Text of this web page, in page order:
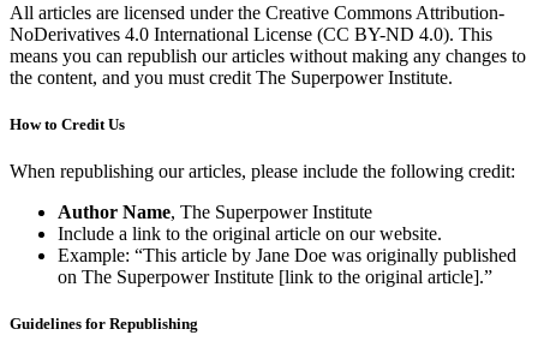
All articles are licensed under the Creative Commons Attribution-
NoDerivatives 4.0 International License (CC BY-ND 4.0). This
means you can republish our articles without making any changes to
the content, and you must credit The Superpower Institute.​​​​‌ ‍ ​‍​‍‌‍ ‌ ​‍‌‍‍‌‌‍‌ ‌‍‍‌‌‍ ‍​‍​‍​ ‍‍​‍​‍‌ ​ ‌‍​‌‌‍ ‍‌‍‍‌‌ ‌​‌ ‍‌​‍ ‍‌‍‍‌‌‍ ​‍​‍​‍ ​​‍​‍‌‍‍​‌ ​‍‌‍‌‌‌‍‌‍​‍​‍​ ‍‍​‍​‍‌‍‍​‌ ‌​‌ ‌​‌ ​​​ ‍‍​‍ ​‍ ‌‍ ​‌‍ ‌‍​ ‌‍​‌‌‍ ​‌‍‍​‌‍ ‌ ​ ‌ ‌​​ ‍‍​ ​ ​ ​ ​ ​ ​ ​ ​‍ ‌‍‍‌‌‍ ‍‌ ‌​‌‍‌‌‌‍ ‍‌ ‌​​‍ ‌‍‌‌‌‍‌​‌‍‍‌‌ ‌​​‍ ‌‍ ‌‌‍ ‌‍‌​‌‍‌‌​ ‌‌ ​​‌ ​‍‌‍‌‌‌ ​ ‌‍‌‌‌‍ ‍‌ ‌​‌‍​‌‌ ‌​‌‍‍‌‌‍ ‌‍ ‍​ ‍ ‌‍‍‌‌‍‌​​ ‌‌‍‌​​ ‌ ‌‍​‌​ ‍‌‌‍​ ‌‍​‌​ ‍​​ ‌​​‍ ‌​ ‍​​ ‌‌​ ‌ ‌‍​‍​‍ ‌​ ‌​‌‍​‌‌‍​‌​ ​‌​‍ ‌‌‍​‍​ ‍​​ ​​​ ​‌​‍ ‌​ ​ ​ ‍‌‌‍​‍​ ​‌​ ​​​ ​ ​ ‌ ‌‍​‍​ ​‍​ ‍​​ ‌‍​ ‌ ​ ‍ ‌ ‌​‌ ‍‌‌ ​​‌‍‌‌​ ‌‌ ​​‌‍​‌‌‍‌ ‌‍‌‌​ ‍ ‌ ​​‌‍​‌‌ ‌​‌‍‍​​ ‌‌ ​ ‌‍‌‌‌‍​ ‌ ‌​‌‍‍‌‌‍ ‌‍ ‍‌ ​ ​‍‌‌​ ‌‌‌​​‍‌‌ ‌‍‍ ‌‍‌‌‌ ‍‌​‍‌‌​ ​ ‌​‌​​‍‌‌​ ​ ‌​‌​​‍‌‌​ ​‍​ ​‍‌‍‌​​ ​‌‌‍​‍‌‍‌​​ ​​​ ​ ‌‍‌‍‌‍​‍‌‍‌‍​ ‍​​ ​​​ ​​​‍‌‌​ ​‍​ ​‍​‍‌‌​ ‌‌‌​‌​​‍ ‍‌‍​ ‌‍ ‌‍ ​‌ ‌‌‌‍ ‌‌‍ ‍‌ ​ ​‍‌‌​ ‌‌‌​​‍‌‌ ‌‍‍ ‌‍‌‌‌ ‍‌​‍‌‌​ ​ ‌​‌​​‍‌‌​ ​ ‌​‌​​‍‌‌​ ​‍​ ​‍​ ‌‌‌‍‌​​ ‌​​ ‍​​ ‍​​ ‌​​ ​‌​ ‍‌​ ‌‌‌‍‌​​ ‌ ​ ‍​​‍‌‌​ ​‍​ ​‍​‍‌‌​ ‌‌‌​‌​​‍ ‍‌‍​ ‌‍ ‌‍ ‍‌ ‌​‌‍‌‌‌‍ ‍‌ ‌​​‍‌‌​ ‌‌‌​​‍‌‌ ‌‍‍ ‌‍‌‌‌ ‍‌​‍‌‌​ ​ ‌​‌​​‍‌‌​ ​ ‌​‌​​‍‌‌​ ​‍​ ​‍‌‍‌‍​ ​‍​ ​ ‌‍​ ​ ‍​​ ‌‍​ ​‌​ ‌‍​ ‍‌‌‍‌‌‌‍​ ‌‍‌‍​‍‌‌​ ​‍​ ​‍​‍‌‌​ ‌‌‌​‌​​‍ ‍‌‍​ ‌‍‍​‌‍‍‌‌‍ ​‌‍‌​‌ ​‍‌‍‌‌‌‍ ‍​‍‌‌​ ‌‌‌​​‍‌‌ ‌‍‍ ‌‍‌‌‌ ‍‌​‍‌‌​ ​ ‌​‌​​‍‌‌​ ​ ‌​‌​​‍‌‌​ ​‍​ ​‍​ ​‍​ ​‌‌‍‌‌‌‍​‍​ ‌​​ ‌‌​ ​​​ ​‍​ ​ ​ ‌‌‌‍​‍​ ‌​​ ​​​‍‌‌​ ​‍​ ​‍​‍‌‌​ ‌‌‌​‌​​‍ ‍‌ ‌​‌‍‌‌‌ ‍​‌ ‌​​ ‌‍​‍‌‍​‌‌ ​ ‌‍‌‌‌‌‌‌‌ ​‍‌‍ ​​ ‌‌‍‍​‌ ‌​‌ ‌​‌ ​​​‍‌‌​ ​ ‌​​‌​‍‌‌​ ​‍‌​‌‍​‍‌‌​ ​‍‌​‌‍‌‍ ​‌‍ ‌‍​ ‌‍​‌‌‍ ​‌‍‍​‌‍ ‌ ​ ‌ ‌​​‍‌‌​ ​ ‌​​‌​ ​ ​ ​ ​ ​ ​ ​ ​‍‌‍‌‍‍‌‌‍‌​​ ‌‌‍‌​​ ‌ ‌‍​‌​ ‍‌‌‍​ ‌‍​‌​ ‍​​ ‌​​‍ ‌​ ‍​​ ‌‌​ ‌ ‌‍​‍​‍ ‌​ ‌​‌‍​‌‌‍​‌​ ​‌​‍ ‌‌‍​‍​ ‍​​ ​​​ ​‌​‍ ‌​ ​ ​ ‍‌‌‍​‍​ ​‌​ ​​​ ​ ​ ‌ ‌‍​‍​ ​‍​ ‍​​ ‌‍​ ‌ ​‍‌‍‌ ‌​‌ ‍‌‌ ​​‌‍‌‌​ ‌‌ ​​‌‍​‌‌‍‌ ‌‍‌‌​‍‌‍‌ ​​‌‍​‌‌ ‌​‌‍‍​​ ‌‌ ​ ‌‍‌‌‌‍​ ‌ ‌​‌‍‍‌‌‍ ‌‍ ‍‌ ​ ​‍‌‌​ ‌‌‌​​‍‌‌ ‌‍‍ ‌‍‌‌‌ ‍‌​‍‌‌​ ​ ‌​‌​​‍‌‌​ ​ ‌​‌​​‍‌‌​ ​‍​ ​‍‌‍‌​​ ​‌‌‍​‍‌‍‌​​ ​​​ ​ ‌‍‌‍‌‍​‍‌‍‌‍​ ‍​​ ​​​ ​​​‍‌‌​ ​‍​ ​‍​‍‌‌​ ‌‌‌​‌​​‍ ‍‌‍​ ‌‍ ‌‍ ​‌ ‌‌‌‍ ‌‌‍ ‍‌ ​ ​‍‌‌​ ‌‌‌​​‍‌‌ ‌‍‍ ‌‍‌‌‌ ‍‌​‍‌‌​ ​ ‌​‌​​‍‌‌​ ​ ‌​‌​​‍‌‌​ ​‍​ ​‍​ ‌‌‌‍‌​​ ‌​​ ‍​​ ‍​​ ‌​​ ​‌​ ‍‌​ ‌‌‌‍‌​​ ‌ ​ ‍​​‍‌‌​ ​‍​ ​‍​‍‌‌​ ‌‌‌​‌​​‍ ‍‌‍​ ‌‍ ‌‍ ‍‌ ‌​‌‍‌‌‌‍ ‍‌ ‌​​‍‌‌​ ‌‌‌​​‍‌‌ ‌‍‍ ‌‍‌‌‌ ‍‌​‍‌‌​ ​ ‌​‌​​‍‌‌​ ​ ‌​‌​​‍‌‌​ ​‍​ ​‍‌‍‌‍​ ​‍​ ​ ‌‍​ ​ ‍​​ ‌‍​ ​‌​ ‌‍​ ‍‌‌‍‌‌‌‍​ ‌‍‌‍​‍‌‌​ ​‍​ ​‍​‍‌‌​ ‌‌‌​‌​​‍ ‍‌‍​ ‌‍‍​‌‍‍‌‌‍ ​‌‍‌​‌ ​‍‌‍‌‌‌‍ ‍​‍‌‌​ ‌‌‌​​‍‌‌ ‌‍‍ ‌‍‌‌‌ ‍‌​‍‌‌​ ​ ‌​‌​​‍‌‌​ ​ ‌​‌​​‍‌‌​ ​‍​ ​‍​ ​‍​ ​‌‌‍‌‌‌‍​‍​ ‌​​ ‌‌​ ​​​ ​‍​ ​ ​ ‌‌‌‍​‍​ ‌​​ ​​​‍‌‌​ ​‍​ ​‍​‍‌‌​ ‌‌‌​‌​​‍ ‍‌ ‌​‌‍‌‌‌ ‍​‌ ‌​​‍‌‍‌ ​​‌‍‌‌‌ ​‍‌ ​ ‌ ​​‌‍‌‌‌‍​ ‌ ‌​‌‍‍‌‌ ‌‍‌‍‌‌​ ‌‌ ​​‌ ‌‌‌‍​‍‌‍ ​‌‍‍‌‌ ​ ‌‍‍​‌‍‌‌‌‍‌​​‍​‍‌ ‌
How to Credit Us​​​​‌ ‍ ​‍​‍‌‍ ‌ ​‍‌‍‍‌‌‍‌ ‌‍‍‌‌‍ ‍​‍​‍​ ‍‍​‍​‍‌ ​ ‌‍​‌‌‍ ‍‌‍‍‌‌ ‌​‌ ‍‌​‍ ‍‌‍‍‌‌‍ ​‍​‍​‍ ​​‍​‍‌‍‍​‌ ​‍‌‍‌‌‌‍‌‍​‍​‍​ ‍‍​‍​‍‌‍‍​‌ ‌​‌ ‌​‌ ​​​ ‍‍​‍ ​‍ ‌‍ ​‌‍ ‌‍​ ‌‍​‌‌‍ ​‌‍‍​‌‍ ‌ ​ ‌ ‌​​ ‍‍​ ​ ​ ​ ​ ​ ​ ​ ​‍ ‌‍‍‌‌‍ ‍‌ ‌​‌‍‌‌‌‍ ‍‌ ‌​​‍ ‌‍‌‌‌‍‌​‌‍‍‌‌ ‌​​‍ ‌‍ ‌‌‍ ‌‍‌​‌‍‌‌​ ‌‌ ​​‌ ​‍‌‍‌‌‌ ​ ‌‍‌‌‌‍ ‍‌ ‌​‌‍​‌‌ ‌​‌‍‍‌‌‍ ‌‍ ‍​ ‍ ‌‍‍‌‌‍‌​​ ‌‌‍‌​​ ‌ ‌‍​‌​ ‍‌‌‍​ ‌‍​‌​ ‍​​ ‌​​‍ ‌​ ‍​​ ‌‌​ ‌ ‌‍​‍​‍ ‌​ ‌​‌‍​‌‌‍​‌​ ​‌​‍ ‌‌‍​‍​ ‍​​ ​​​ ​‌​‍ ‌​ ​ ​ ‍‌‌‍​‍​ ​‌​ ​​​ ​ ​ ‌ ‌‍​‍​ ​‍​ ‍​​ ‌‍​ ‌ ​ ‍ ‌ ‌​‌ ‍‌‌ ​​‌‍‌‌​ ‌‌ ​​‌‍​‌‌‍‌ ‌‍‌‌​ ‍ ‌ ​​‌‍​‌‌ ‌​‌‍‍​​ ‌‌ ​ ‌‍‌‌‌‍​ ‌ ‌​‌‍‍‌‌‍ ‌‍ ‍‌ ​ ​‍‌‌​ ‌‌‌​​‍‌‌ ‌‍‍ ‌‍‌‌‌ ‍‌​‍‌‌​ ​ ‌​‌​​‍‌‌​ ​ ‌​‌​​‍‌‌​ ​‍​ ​‍‌‍‌​​ ​‌‌‍​‍‌‍‌​​ ​​​ ​ ‌‍‌‍‌‍​‍‌‍‌‍​ ‍​​ ​​​ ​​​‍‌‌​ ​‍​ ​‍​‍‌‌​ ‌‌‌​‌​​‍ ‍‌‍​ ‌‍ ‌‍ ​‌ ‌‌‌‍ ‌‌‍ ‍‌ ​ ​‍‌‌​ ‌‌‌​​‍‌‌ ‌‍‍ ‌‍‌‌‌ ‍‌​‍‌‌​ ​ ‌​‌​​‍‌‌​ ​ ‌​‌​​‍‌‌​ ​‍​ ​‍​ ‌‌‌‍‌​​ ‌​​ ‍​​ ‍​​ ‌​​ ​‌​ ‍‌​ ‌‌‌‍‌​​ ‌ ​ ‍​​‍‌‌​ ​‍​ ​‍​‍‌‌​ ‌‌‌​‌​​‍ ‍‌‍​ ‌‍ ‌‍ ‍‌ ‌​‌‍‌‌‌‍ ‍‌ ‌​​‍‌‌​ ‌‌‌​​‍‌‌ ‌‍‍ ‌‍‌‌‌ ‍‌​‍‌‌​ ​ ‌​‌​​‍‌‌​ ​ ‌​‌​​‍‌‌​ ​‍​ ​‍‌‍​ ‌‍‌​‌‍‌‌​ ‌‍‌‍‌​​ ‌ ‌‍​‌​ ‍‌‌‍​ ​ ‌‍​ ​‍‌‍‌​​‍‌‌​ ​‍​ ​‍​‍‌‌​ ‌‌‌​‌​​‍ ‍‌‍​ ‌‍‍​‌‍‍‌‌‍ ​‌‍‌​‌ ​‍‌‍‌‌‌‍ ‍​‍‌‌​ ‌‌‌​​‍‌‌ ‌‍‍ ‌‍‌‌‌ ‍‌​‍‌‌​ ​ ‌​‌​​‍‌‌​ ​ ‌​‌​​‍‌‌​ ​‍​ ​‍‌‍​ ‌‍​‍​ ‍‌‌‍‌‍​ ​‌​ ‌​​ ‍​​ ‌‍‌‍​ ​ ‍‌‌‍​‌‌‍​‍​ ​​​‍‌‌​ ​‍​ ​‍​‍‌‌​ ‌‌‌​‌​​‍ ‍‌ ‌​‌‍‌‌‌ ‍​‌ ‌​​ ‌‍​‍‌‍​‌‌ ​ ‌‍‌‌‌‌‌‌‌ ​‍‌‍ ​​ ‌‌‍‍​‌ ‌​‌ ‌​‌ ​​​‍‌‌​ ​ ‌​​‌​‍‌‌​ ​‍‌​‌‍​‍‌‌​ ​‍‌​‌‍‌‍ ​‌‍ ‌‍​ ‌‍​‌‌‍ ​‌‍‍​‌‍ ‌ ​ ‌ ‌​​‍‌‌​ ​ ‌​​‌​ ​ ​ ​ ​ ​ ​ ​ ​‍‌‍‌‍‍‌‌‍‌​​ ‌‌‍‌​​ ‌ ‌‍​‌​ ‍‌‌‍​ ‌‍​‌​ ‍​​ ‌​​‍ ‌​ ‍​​ ‌‌​ ‌ ‌‍​‍​‍ ‌​ ‌​‌‍​‌‌‍​‌​ ​‌​‍ ‌‌‍​‍​ ‍​​ ​​​ ​‌​‍ ‌​ ​ ​ ‍‌‌‍​‍​ ​‌​ ​​​ ​ ​ ‌ ‌‍​‍​ ​‍​ ‍​​ ‌‍​ ‌ ​‍‌‍‌ ‌​‌ ‍‌‌ ​​‌‍‌‌​ ‌‌ ​​‌‍​‌‌‍‌ ‌‍‌‌​‍‌‍‌ ​​‌‍​‌‌ ‌​‌‍‍​​ ‌‌ ​ ‌‍‌‌‌‍​ ‌ ‌​‌‍‍‌‌‍ ‌‍ ‍‌ ​ ​‍‌‌​ ‌‌‌​​‍‌‌ ‌‍‍ ‌‍‌‌‌ ‍‌​‍‌‌​ ​ ‌​‌​​‍‌‌​ ​ ‌​‌​​‍‌‌​ ​‍​ ​‍‌‍‌​​ ​‌‌‍​‍‌‍‌​​ ​​​ ​ ‌‍‌‍‌‍​‍‌‍‌‍​ ‍​​ ​​​ ​​​‍‌‌​ ​‍​ ​‍​‍‌‌​ ‌‌‌​‌​​‍ ‍‌‍​ ‌‍ ‌‍ ​‌ ‌‌‌‍ ‌‌‍ ‍‌ ​ ​‍‌‌​ ‌‌‌​​‍‌‌ ‌‍‍ ‌‍‌‌‌ ‍‌​‍‌‌​ ​ ‌​‌​​‍‌‌​ ​ ‌​‌​​‍‌‌​ ​‍​ ​‍​ ‌‌‌‍‌​​ ‌​​ ‍​​ ‍​​ ‌​​ ​‌​ ‍‌​ ‌‌‌‍‌​​ ‌ ​ ‍​​‍‌‌​ ​‍​ ​‍​‍‌‌​ ‌‌‌​‌​​‍ ‍‌‍​ ‌‍ ‌‍ ‍‌ ‌​‌‍‌‌‌‍ ‍‌ ‌​​‍‌‌​ ‌‌‌​​‍‌‌ ‌‍‍ ‌‍‌‌‌ ‍‌​‍‌‌​ ​ ‌​‌​​‍‌‌​ ​ ‌​‌​​‍‌‌​ ​‍​ ​‍‌‍​ ‌‍‌​‌‍‌‌​ ‌‍‌‍‌​​ ‌ ‌‍​‌​ ‍‌‌‍​ ​ ‌‍​ ​‍‌‍‌​​‍‌‌​ ​‍​ ​‍​‍‌‌​ ‌‌‌​‌​​‍ ‍‌‍​ ‌‍‍​‌‍‍‌‌‍ ​‌‍‌​‌ ​‍‌‍‌‌‌‍ ‍​‍‌‌​ ‌‌‌​​‍‌‌ ‌‍‍ ‌‍‌‌‌ ‍‌​‍‌‌​ ​ ‌​‌​​‍‌‌​ ​ ‌​‌​​‍‌‌​ ​‍​ ​‍‌‍​ ‌‍​‍​ ‍‌‌‍‌‍​ ​‌​ ‌​​ ‍​​ ‌‍‌‍​ ​ ‍‌‌‍​‌‌‍​‍​ ​​​‍‌‌​ ​‍​ ​‍​‍‌‌​ ‌‌‌​‌​​‍ ‍‌ ‌​‌‍‌‌‌ ‍​‌ ‌​​‍‌‍‌ ​​‌‍‌‌‌ ​‍‌ ​ ‌ ​​‌‍‌‌‌‍​ ‌ ‌​‌‍‍‌‌ ‌‍‌‍‌‌​ ‌‌ ​​‌ ‌‌‌‍​‍‌‍ ​‌‍‍‌‌ ​ ‌‍‍​‌‍‌‌‌‍‌​​‍​‍‌ ‌
When republishing our articles, please include the following credit:​​​​‌ ‍ ​‍​‍‌‍ ‌ ​‍‌‍‍‌‌‍‌ ‌‍‍‌‌‍ ‍​‍​‍​ ‍‍​‍​‍‌ ​ ‌‍​‌‌‍ ‍‌‍‍‌‌ ‌​‌ ‍‌​‍ ‍‌‍‍‌‌‍ ​‍​‍​‍ ​​‍​‍‌‍‍​‌ ​‍‌‍‌‌‌‍‌‍​‍​‍​ ‍‍​‍​‍‌‍‍​‌ ‌​‌ ‌​‌ ​​​ ‍‍​‍ ​‍ ‌‍ ​‌‍ ‌‍​ ‌‍​‌‌‍ ​‌‍‍​‌‍ ‌ ​ ‌ ‌​​ ‍‍​ ​ ​ ​ ​ ​ ​ ​ ​‍ ‌‍‍‌‌‍ ‍‌ ‌​‌‍‌‌‌‍ ‍‌ ‌​​‍ ‌‍‌‌‌‍‌​‌‍‍‌‌ ‌​​‍ ‌‍ ‌‌‍ ‌‍‌​‌‍‌‌​ ‌‌ ​​‌ ​‍‌‍‌‌‌ ​ ‌‍‌‌‌‍ ‍‌ ‌​‌‍​‌‌ ‌​‌‍‍‌‌‍ ‌‍ ‍​ ‍ ‌‍‍‌‌‍‌​​ ‌‌‍‌​​ ‌ ‌‍​‌​ ‍‌‌‍​ ‌‍​‌​ ‍​​ ‌​​‍ ‌​ ‍​​ ‌‌​ ‌ ‌‍​‍​‍ ‌​ ‌​‌‍​‌‌‍​‌​ ​‌​‍ ‌‌‍​‍​ ‍​​ ​​​ ​‌​‍ ‌​ ​ ​ ‍‌‌‍​‍​ ​‌​ ​​​ ​ ​ ‌ ‌‍​‍​ ​‍​ ‍​​ ‌‍​ ‌ ​ ‍ ‌ ‌​‌ ‍‌‌ ​​‌‍‌‌​ ‌‌ ​​‌‍​‌‌‍‌ ‌‍‌‌​ ‍ ‌ ​​‌‍​‌‌ ‌​‌‍‍​​ ‌‌ ​ ‌‍‌‌‌‍​ ‌ ‌​‌‍‍‌‌‍ ‌‍ ‍‌ ​ ​‍‌‌​ ‌‌‌​​‍‌‌ ‌‍‍ ‌‍‌‌‌ ‍‌​‍‌‌​ ​ ‌​‌​​‍‌‌​ ​ ‌​‌​​‍‌‌​ ​‍​ ​‍‌‍‌​​ ​‌‌‍​‍‌‍‌​​ ​​​ ​ ‌‍‌‍‌‍​‍‌‍‌‍​ ‍​​ ​​​ ​​​‍‌‌​ ​‍​ ​‍​‍‌‌​ ‌‌‌​‌​​‍ ‍‌‍​ ‌‍ ‌‍ ​‌ ‌‌‌‍ ‌‌‍ ‍‌ ​ ​‍‌‌​ ‌‌‌​​‍‌‌ ‌‍‍ ‌‍‌‌‌ ‍‌​‍‌‌​ ​ ‌​‌​​‍‌‌​ ​ ‌​‌​​‍‌‌​ ​‍​ ​‍​ ‌‌‌‍‌​​ ‌​​ ‍​​ ‍​​ ‌​​ ​‌​ ‍‌​ ‌‌‌‍‌​​ ‌ ​ ‍​​‍‌‌​ ​‍​ ​‍​‍‌‌​ ‌‌‌​‌​​‍ ‍‌‍​ ‌‍ ‌‍ ‍‌ ‌​‌‍‌‌‌‍ ‍‌ ‌​​‍‌‌​ ‌‌‌​​‍‌‌ ‌‍‍ ‌‍‌‌‌ ‍‌​‍‌‌​ ​ ‌​‌​​‍‌‌​ ​ ‌​‌​​‍‌‌​ ​‍​ ​‍‌‍​‍​ ​ ‌‍​‍‌‍‌‌‌‍​‍‌‍‌‍​ ‌​​ ‍‌‌‍​‌​ ​ ​ ‍‌‌‍​‌​‍‌‌​ ​‍​ ​‍​‍‌‌​ ‌‌‌​‌​​‍ ‍‌‍​ ‌‍‍​‌‍‍‌‌‍ ​‌‍‌​‌ ​‍‌‍‌‌‌‍ ‍​‍‌‌​ ‌‌‌​​‍‌‌ ‌‍‍ ‌‍‌‌‌ ‍‌​‍‌‌​ ​ ‌​‌​​‍‌‌​ ​ ‌​‌​​‍‌‌​ ​‍​ ​‍​ ‍‌​ ‍‌​ ‌ ​ ‍‌​ ‌‍​ ‍‌​ ​‍‌‍‌​‌‍‌​‌‍‌‍‌‍‌​​ ​‌​ ​​​‍‌‌​ ​‍​ ​‍​‍‌‌​ ‌‌‌​‌​​‍ ‍‌ ‌​‌‍‌‌‌ ‍​‌ ‌​​ ‌‍​‍‌‍​‌‌ ​ ‌‍‌‌‌‌‌‌‌ ​‍‌‍ ​​ ‌‌‍‍​‌ ‌​‌ ‌​‌ ​​​‍‌‌​ ​ ‌​​‌​‍‌‌​ ​‍‌​‌‍​‍‌‌​ ​‍‌​‌‍‌‍ ​‌‍ ‌‍​ ‌‍​‌‌‍ ​‌‍‍​‌‍ ‌ ​ ‌ ‌​​‍‌‌​ ​ ‌​​‌​ ​ ​ ​ ​ ​ ​ ​ ​‍‌‍‌‍‍‌‌‍‌​​ ‌‌‍‌​​ ‌ ‌‍​‌​ ‍‌‌‍​ ‌‍​‌​ ‍​​ ‌​​‍ ‌​ ‍​​ ‌‌​ ‌ ‌‍​‍​‍ ‌​ ‌​‌‍​‌‌‍​‌​ ​‌​‍ ‌‌‍​‍​ ‍​​ ​​​ ​‌​‍ ‌​ ​ ​ ‍‌‌‍​‍​ ​‌​ ​​​ ​ ​ ‌ ‌‍​‍​ ​‍​ ‍​​ ‌‍​ ‌ ​‍‌‍‌ ‌​‌ ‍‌‌ ​​‌‍‌‌​ ‌‌ ​​‌‍​‌‌‍‌ ‌‍‌‌​‍‌‍‌ ​​‌‍​‌‌ ‌​‌‍‍​​ ‌‌ ​ ‌‍‌‌‌‍​ ‌ ‌​‌‍‍‌‌‍ ‌‍ ‍‌ ​ ​‍‌‌​ ‌‌‌​​‍‌‌ ‌‍‍ ‌‍‌‌‌ ‍‌​‍‌‌​ ​ ‌​‌​​‍‌‌​ ​ ‌​‌​​‍‌‌​ ​‍​ ​‍‌‍‌​​ ​‌‌‍​‍‌‍‌​​ ​​​ ​ ‌‍‌‍‌‍​‍‌‍‌‍​ ‍​​ ​​​ ​​​‍‌‌​ ​‍​ ​‍​‍‌‌​ ‌‌‌​‌​​‍ ‍‌‍​ ‌‍ ‌‍ ​‌ ‌‌‌‍ ‌‌‍ ‍‌ ​ ​‍‌‌​ ‌‌‌​​‍‌‌ ‌‍‍ ‌‍‌‌‌ ‍‌​‍‌‌​ ​ ‌​‌​​‍‌‌​ ​ ‌​‌​​‍‌‌​ ​‍​ ​‍​ ‌‌‌‍‌​​ ‌​​ ‍​​ ‍​​ ‌​​ ​‌​ ‍‌​ ‌‌‌‍‌​​ ‌ ​ ‍​​‍‌‌​ ​‍​ ​‍​‍‌‌​ ‌‌‌​‌​​‍ ‍‌‍​ ‌‍ ‌‍ ‍‌ ‌​‌‍‌‌‌‍ ‍‌ ‌​​‍‌‌​ ‌‌‌​​‍‌‌ ‌‍‍ ‌‍‌‌‌ ‍‌​‍‌‌​ ​ ‌​‌​​‍‌‌​ ​ ‌​‌​​‍‌‌​ ​‍​ ​‍‌‍​‍​ ​ ‌‍​‍‌‍‌‌‌‍​‍‌‍‌‍​ ‌​​ ‍‌‌‍​‌​ ​ ​ ‍‌‌‍​‌​‍‌‌​ ​‍​ ​‍​‍‌‌​ ‌‌‌​‌​​‍ ‍‌‍​ ‌‍‍​‌‍‍‌‌‍ ​‌‍‌​‌ ​‍‌‍‌‌‌‍ ‍​‍‌‌​ ‌‌‌​​‍‌‌ ‌‍‍ ‌‍‌‌‌ ‍‌​‍‌‌​ ​ ‌​‌​​‍‌‌​ ​ ‌​‌​​‍‌‌​ ​‍​ ​‍​ ‍‌​ ‍‌​ ‌ ​ ‍‌​ ‌‍​ ‍‌​ ​‍‌‍‌​‌‍‌​‌‍‌‍‌‍‌​​ ​‌​ ​​​‍‌‌​ ​‍​ ​‍​‍‌‌​ ‌‌‌​‌​​‍ ‍‌ ‌​‌‍‌‌‌ ‍​‌ ‌​​‍‌‍‌ ​​‌‍‌‌‌ ​‍‌ ​ ‌ ​​‌‍‌‌‌‍​ ‌ ‌​‌‍‍‌‌ ‌‍‌‍‌‌​ ‌‌ ​​‌ ‌‌‌‍​‍‌‍ ​‌‍‍‌‌ ​ ‌‍‍​‌‍‌‌‌‍‌​​‍​‍‌ ‌
Author Name​​​​‌ ‍ ​‍​‍‌‍ ‌ ​‍‌‍‍‌‌‍‌ ‌‍‍‌‌‍ ‍​‍​‍​ ‍‍​‍​‍‌ ​ ‌‍​‌‌‍ ‍‌‍‍‌‌ ‌​‌ ‍‌​‍ ‍‌‍‍‌‌‍ ​‍​‍​‍ ​​‍​‍‌‍‍​‌ ​‍‌‍‌‌‌‍‌‍​‍​‍​ ‍‍​‍​‍‌‍‍​‌ ‌​‌ ‌​‌ ​​​ ‍‍​‍ ​‍ ‌‍ ​‌‍ ‌‍​ ‌‍​‌‌‍ ​‌‍‍​‌‍ ‌ ​ ‌ ‌​​ ‍‍​ ​ ​ ​ ​ ​ ​ ​ ​‍ ‌‍‍‌‌‍ ‍‌ ‌​‌‍‌‌‌‍ ‍‌ ‌​​‍ ‌‍‌‌‌‍‌​‌‍‍‌‌ ‌​​‍ ‌‍ ‌‌‍ ‌‍‌​‌‍‌‌​ ‌‌ ​​‌ ​‍‌‍‌‌‌ ​ ‌‍‌‌‌‍ ‍‌ ‌​‌‍​‌‌ ‌​‌‍‍‌‌‍ ‌‍ ‍​ ‍ ‌‍‍‌‌‍‌​​ ‌‌‍‌​​ ‌ ‌‍​‌​ ‍‌‌‍​ ‌‍​‌​ ‍​​ ‌​​‍ ‌​ ‍​​ ‌‌​ ‌ ‌‍​‍​‍ ‌​ ‌​‌‍​‌‌‍​‌​ ​‌​‍ ‌‌‍​‍​ ‍​​ ​​​ ​‌​‍ ‌​ ​ ​ ‍‌‌‍​‍​ ​‌​ ​​​ ​ ​ ‌ ‌‍​‍​ ​‍​ ‍​​ ‌‍​ ‌ ​ ‍ ‌ ‌​‌ ‍‌‌ ​​‌‍‌‌​ ‌‌ ​​‌‍​‌‌‍‌ ‌‍‌‌​ ‍ ‌ ​​‌‍​‌‌ ‌​‌‍‍​​ ‌‌ ​ ‌‍‌‌‌‍​ ‌ ‌​‌‍‍‌‌‍ ‌‍ ‍‌ ​ ​‍‌‌​ ‌‌‌​​‍‌‌ ‌‍‍ ‌‍‌‌‌ ‍‌​‍‌‌​ ​ ‌​‌​​‍‌‌​ ​ ‌​‌​​‍‌‌​ ​‍​ ​‍‌‍‌​​ ​‌‌‍​‍‌‍‌​​ ​​​ ​ ‌‍‌‍‌‍​‍‌‍‌‍​ ‍​​ ​​​ ​​​‍‌‌​ ​‍​ ​‍​‍‌‌​ ‌‌‌​‌​​‍ ‍‌‍​ ‌‍ ‌‍ ​‌ ‌‌‌‍ ‌‌‍ ‍‌ ​ ​‍‌‌​ ‌‌‌​​‍‌‌ ‌‍‍ ‌‍‌‌‌ ‍‌​‍‌‌​ ​ ‌​‌​​‍‌‌​ ​ ‌​‌​​‍‌‌​ ​‍​ ​‍​ ‌‌‌‍‌​​ ‌​​ ‍​​ ‍​​ ‌​​ ​‌​ ‍‌​ ‌‌‌‍‌​​ ‌ ​ ‍​​‍‌‌​ ​‍​ ​‍​‍‌‌​ ‌‌‌​‌​​‍ ‍‌‍​ ‌‍ ‌‍ ‍‌ ‌​‌‍‌‌‌‍ ‍‌ ‌​​‍‌‌​ ‌‌‌​​‍‌‌ ‌‍‍ ‌‍‌‌‌ ‍‌​‍‌‌​ ​ ‌​‌​​‍‌‌​ ​ ‌​‌​​‍‌‌​ ​‍​ ​‍‌‍​‍‌‍‌​​ ‌‌​ ​​‌‍​‌​ ‌‍‌‍​ ​ ‌​‌‍​‌‌‍‌‍​ ​​​ ‍​​‍‌‌​ ​‍​ ​‍​‍‌‌​ ‌‌‌​‌​​‍ ‍‌‍​ ‌‍‍​‌‍‍‌‌‍ ​‌‍‌​‌ ​‍‌‍‌‌‌‍ ‍​‍‌‌​ ‌‌‌​​‍‌‌ ‌‍‍ ‌‍‌‌‌ ‍‌​‍‌‌​ ​ ‌​‌​​‍‌‌​ ​ ‌​‌​​‍‌‌​ ​‍​ ​‍​ ‌‍‌‍‌​​ ​​​ ​​​ ‌‍‌‍‌‌​ ‌‍​ ​‌​ ​ ‌‍‌‍‌‍​ ​ ‌‌​ ​​​‍‌‌​ ​‍​ ​‍​‍‌‌​ ‌‌‌​‌​​‍ ‍‌ ‌​‌‍‌‌‌ ‍​‌ ‌​​ ‌‍​‍‌‍​‌‌ ​ ‌‍‌‌‌‌‌‌‌ ​‍‌‍ ​​ ‌‌‍‍​‌ ‌​‌ ‌​‌ ​​​‍‌‌​ ​ ‌​​‌​‍‌‌​ ​‍‌​‌‍​‍‌‌​ ​‍‌​‌‍‌‍ ​‌‍ ‌‍​ ‌‍​‌‌‍ ​‌‍‍​‌‍ ‌ ​ ‌ ‌​​‍‌‌​ ​ ‌​​‌​ ​ ​ ​ ​ ​ ​ ​ ​‍‌‍‌‍‍‌‌‍‌​​ ‌‌‍‌​​ ‌ ‌‍​‌​ ‍‌‌‍​ ‌‍​‌​ ‍​​ ‌​​‍ ‌​ ‍​​ ‌‌​ ‌ ‌‍​‍​‍ ‌​ ‌​‌‍​‌‌‍​‌​ ​‌​‍ ‌‌‍​‍​ ‍​​ ​​​ ​‌​‍ ‌​ ​ ​ ‍‌‌‍​‍​ ​‌​ ​​​ ​ ​ ‌ ‌‍​‍​ ​‍​ ‍​​ ‌‍​ ‌ ​‍‌‍‌ ‌​‌ ‍‌‌ ​​‌‍‌‌​ ‌‌ ​​‌‍​‌‌‍‌ ‌‍‌‌​‍‌‍‌ ​​‌‍​‌‌ ‌​‌‍‍​​ ‌‌ ​ ‌‍‌‌‌‍​ ‌ ‌​‌‍‍‌‌‍ ‌‍ ‍‌ ​ ​‍‌‌​ ‌‌‌​​‍‌‌ ‌‍‍ ‌‍‌‌‌ ‍‌​‍‌‌​ ​ ‌​‌​​‍‌‌​ ​ ‌​‌​​‍‌‌​ ​‍​ ​‍‌‍‌​​ ​‌‌‍​‍‌‍‌​​ ​​​ ​ ‌‍‌‍‌‍​‍‌‍‌‍​ ‍​​ ​​​ ​​​‍‌‌​ ​‍​ ​‍​‍‌‌​ ‌‌‌​‌​​‍ ‍‌‍​ ‌‍ ‌‍ ​‌ ‌‌‌‍ ‌‌‍ ‍‌ ​ ​‍‌‌​ ‌‌‌​​‍‌‌ ‌‍‍ ‌‍‌‌‌ ‍‌​‍‌‌​ ​ ‌​‌​​‍‌‌​ ​ ‌​‌​​‍‌‌​ ​‍​ ​‍​ ‌‌‌‍‌​​ ‌​​ ‍​​ ‍​​ ‌​​ ​‌​ ‍‌​ ‌‌‌‍‌​​ ‌ ​ ‍​​‍‌‌​ ​‍​ ​‍​‍‌‌​ ‌‌‌​‌​​‍ ‍‌‍​ ‌‍ ‌‍ ‍‌ ‌​‌‍‌‌‌‍ ‍‌ ‌​​‍‌‌​ ‌‌‌​​‍‌‌ ‌‍‍ ‌‍‌‌‌ ‍‌​‍‌‌​ ​ ‌​‌​​‍‌‌​ ​ ‌​‌​​‍‌‌​ ​‍​ ​‍‌‍​‍‌‍‌​​ ‌‌​ ​​‌‍​‌​ ‌‍‌‍​ ​ ‌​‌‍​‌‌‍‌‍​ ​​​ ‍​​‍‌‌​ ​‍​ ​‍​‍‌‌​ ‌‌‌​‌​​‍ ‍‌‍​ ‌‍‍​‌‍‍‌‌‍ ​‌‍‌​‌ ​‍‌‍‌‌‌‍ ‍​‍‌‌​ ‌‌‌​​‍‌‌ ‌‍‍ ‌‍‌‌‌ ‍‌​‍‌‌​ ​ ‌​‌​​‍‌‌​ ​ ‌​‌​​‍‌‌​ ​‍​ ​‍​ ‌‍‌‍‌​​ ​​​ ​​​ ‌‍‌‍‌‌​ ‌‍​ ​‌​ ​ ‌‍‌‍‌‍​ ​ ‌‌​ ​​​‍‌‌​ ​‍​ ​‍​‍‌‌​ ‌‌‌​‌​​‍ ‍‌ ‌​‌‍‌‌‌ ‍​‌ ‌​​‍‌‍‌ ​​‌‍‌‌‌ ​‍‌ ​ ‌ ​​‌‍‌‌‌‍​ ‌ ‌​‌‍‍‌‌ ‌‍‌‍‌‌​ ‌‌ ​​‌ ‌‌‌‍​‍‌‍ ​‌‍‍‌‌ ​ ‌‍‍​‌‍‌‌‌‍‌​​‍​‍‌ ‌, The Superpower Institute​​​​‌ ‍ ​‍​‍‌‍ ‌ ​‍‌‍‍‌‌‍‌ ‌‍‍‌‌‍ ‍​‍​‍​ ‍‍​‍​‍‌ ​ ‌‍​‌‌‍ ‍‌‍‍‌‌ ‌​‌ ‍‌​‍ ‍‌‍‍‌‌‍ ​‍​‍​‍ ​​‍​‍‌‍‍​‌ ​‍‌‍‌‌‌‍‌‍​‍​‍​ ‍‍​‍​‍‌‍‍​‌ ‌​‌ ‌​‌ ​​​ ‍‍​‍ ​‍ ‌‍ ​‌‍ ‌‍​ ‌‍​‌‌‍ ​‌‍‍​‌‍ ‌ ​ ‌ ‌​​ ‍‍​ ​ ​ ​ ​ ​ ​ ​ ​‍ ‌‍‍‌‌‍ ‍‌ ‌​‌‍‌‌‌‍ ‍‌ ‌​​‍ ‌‍‌‌‌‍‌​‌‍‍‌‌ ‌​​‍ ‌‍ ‌‌‍ ‌‍‌​‌‍‌‌​ ‌‌ ​​‌ ​‍‌‍‌‌‌ ​ ‌‍‌‌‌‍ ‍‌ ‌​‌‍​‌‌ ‌​‌‍‍‌‌‍ ‌‍ ‍​ ‍ ‌‍‍‌‌‍‌​​ ‌‌‍‌​​ ‌ ‌‍​‌​ ‍‌‌‍​ ‌‍​‌​ ‍​​ ‌​​‍ ‌​ ‍​​ ‌‌​ ‌ ‌‍​‍​‍ ‌​ ‌​‌‍​‌‌‍​‌​ ​‌​‍ ‌‌‍​‍​ ‍​​ ​​​ ​‌​‍ ‌​ ​ ​ ‍‌‌‍​‍​ ​‌​ ​​​ ​ ​ ‌ ‌‍​‍​ ​‍​ ‍​​ ‌‍​ ‌ ​ ‍ ‌ ‌​‌ ‍‌‌ ​​‌‍‌‌​ ‌‌ ​​‌‍​‌‌‍‌ ‌‍‌‌​ ‍ ‌ ​​‌‍​‌‌ ‌​‌‍‍​​ ‌‌ ​ ‌‍‌‌‌‍​ ‌ ‌​‌‍‍‌‌‍ ‌‍ ‍‌ ​ ​‍‌‌​ ‌‌‌​​‍‌‌ ‌‍‍ ‌‍‌‌‌ ‍‌​‍‌‌​ ​ ‌​‌​​‍‌‌​ ​ ‌​‌​​‍‌‌​ ​‍​ ​‍‌‍‌​​ ​‌‌‍​‍‌‍‌​​ ​​​ ​ ‌‍‌‍‌‍​‍‌‍‌‍​ ‍​​ ​​​ ​​​‍‌‌​ ​‍​ ​‍​‍‌‌​ ‌‌‌​‌​​‍ ‍‌‍​ ‌‍ ‌‍ ​‌ ‌‌‌‍ ‌‌‍ ‍‌ ​ ​‍‌‌​ ‌‌‌​​‍‌‌ ‌‍‍ ‌‍‌‌‌ ‍‌​‍‌‌​ ​ ‌​‌​​‍‌‌​ ​ ‌​‌​​‍‌‌​ ​‍​ ​‍​ ‌‌‌‍‌​​ ‌​​ ‍​​ ‍​​ ‌​​ ​‌​ ‍‌​ ‌‌‌‍‌​​ ‌ ​ ‍​​‍‌‌​ ​‍​ ​‍​‍‌‌​ ‌‌‌​‌​​‍ ‍‌‍​ ‌‍ ‌‍ ‍‌ ‌​‌‍‌‌‌‍ ‍‌ ‌​​‍‌‌​ ‌‌‌​​‍‌‌ ‌‍‍ ‌‍‌‌‌ ‍‌​‍‌‌​ ​ ‌​‌​​‍‌‌​ ​ ‌​‌​​‍‌‌​ ​‍​ ​‍‌‍​‍‌‍‌​​ ‌‌​ ​​‌‍​‌​ ‌‍‌‍​ ​ ‌​‌‍​‌‌‍‌‍​ ​​​ ‍​​‍‌‌​ ​‍​ ​‍​‍‌‌​ ‌‌‌​‌​​‍ ‍‌‍​ ‌‍‍​‌‍‍‌‌‍ ​‌‍‌​‌ ​‍‌‍‌‌‌‍ ‍​‍‌‌​ ‌‌‌​​‍‌‌ ‌‍‍ ‌‍‌‌‌ ‍‌​‍‌‌​ ​ ‌​‌​​‍‌‌​ ​ ‌​‌​​‍‌‌​ ​‍​ ​‍​ ‌‍‌‍‌​​ ​​​ ​​​ ‌‍‌‍‌‌​ ‌‍​ ​‌​ ​ ‌‍‌‍‌‍​ ​ ‌‌​ ​‌​‍‌‌​ ​‍​ ​‍​‍‌‌​ ‌‌‌​‌​​‍ ‍‌ ‌​‌‍‌‌‌ ‍​‌ ‌​​ ‌‍​‍‌‍​‌‌ ​ ‌‍‌‌‌‌‌‌‌ ​‍‌‍ ​​ ‌‌‍‍​‌ ‌​‌ ‌​‌ ​​​‍‌‌​ ​ ‌​​‌​‍‌‌​ ​‍‌​‌‍​‍‌‌​ ​‍‌​‌‍‌‍ ​‌‍ ‌‍​ ‌‍​‌‌‍ ​‌‍‍​‌‍ ‌ ​ ‌ ‌​​‍‌‌​ ​ ‌​​‌​ ​ ​ ​ ​ ​ ​ ​ ​‍‌‍‌‍‍‌‌‍‌​​ ‌‌‍‌​​ ‌ ‌‍​‌​ ‍‌‌‍​ ‌‍​‌​ ‍​​ ‌​​‍ ‌​ ‍​​ ‌‌​ ‌ ‌‍​‍​‍ ‌​ ‌​‌‍​‌‌‍​‌​ ​‌​‍ ‌‌‍​‍​ ‍​​ ​​​ ​‌​‍ ‌​ ​ ​ ‍‌‌‍​‍​ ​‌​ ​​​ ​ ​ ‌ ‌‍​‍​ ​‍​ ‍​​ ‌‍​ ‌ ​‍‌‍‌ ‌​‌ ‍‌‌ ​​‌‍‌‌​ ‌‌ ​​‌‍​‌‌‍‌ ‌‍‌‌​‍‌‍‌ ​​‌‍​‌‌ ‌​‌‍‍​​ ‌‌ ​ ‌‍‌‌‌‍​ ‌ ‌​‌‍‍‌‌‍ ‌‍ ‍‌ ​ ​‍‌‌​ ‌‌‌​​‍‌‌ ‌‍‍ ‌‍‌‌‌ ‍‌​‍‌‌​ ​ ‌​‌​​‍‌‌​ ​ ‌​‌​​‍‌‌​ ​‍​ ​‍‌‍‌​​ ​‌‌‍​‍‌‍‌​​ ​​​ ​ ‌‍‌‍‌‍​‍‌‍‌‍​ ‍​​ ​​​ ​​​‍‌‌​ ​‍​ ​‍​‍‌‌​ ‌‌‌​‌​​‍ ‍‌‍​ ‌‍ ‌‍ ​‌ ‌‌‌‍ ‌‌‍ ‍‌ ​ ​‍‌‌​ ‌‌‌​​‍‌‌ ‌‍‍ ‌‍‌‌‌ ‍‌​‍‌‌​ ​ ‌​‌​​‍‌‌​ ​ ‌​‌​​‍‌‌​ ​‍​ ​‍​ ‌‌‌‍‌​​ ‌​​ ‍​​ ‍​​ ‌​​ ​‌​ ‍‌​ ‌‌‌‍‌​​ ‌ ​ ‍​​‍‌‌​ ​‍​ ​‍​‍‌‌​ ‌‌‌​‌​​‍ ‍‌‍​ ‌‍ ‌‍ ‍‌ ‌​‌‍‌‌‌‍ ‍‌ ‌​​‍‌‌​ ‌‌‌​​‍‌‌ ‌‍‍ ‌‍‌‌‌ ‍‌​‍‌‌​ ​ ‌​‌​​‍‌‌​ ​ ‌​‌​​‍‌‌​ ​‍​ ​‍‌‍​‍‌‍‌​​ ‌‌​ ​​‌‍​‌​ ‌‍‌‍​ ​ ‌​‌‍​‌‌‍‌‍​ ​​​ ‍​​‍‌‌​ ​‍​ ​‍​‍‌‌​ ‌‌‌​‌​​‍ ‍‌‍​ ‌‍‍​‌‍‍‌‌‍ ​‌‍‌​‌ ​‍‌‍‌‌‌‍ ‍​‍‌‌​ ‌‌‌​​‍‌‌ ‌‍‍ ‌‍‌‌‌ ‍‌​‍‌‌​ ​ ‌​‌​​‍‌‌​ ​ ‌​‌​​‍‌‌​ ​‍​ ​‍​ ‌‍‌‍‌​​ ​​​ ​​​ ‌‍‌‍‌‌​ ‌‍​ ​‌​ ​ ‌‍‌‍‌‍​ ​ ‌‌​ ​‌​‍‌‌​ ​‍​ ​‍​‍‌‌​ ‌‌‌​‌​​‍ ‍‌ ‌​‌‍‌‌‌ ‍​‌ ‌​​‍‌‍‌ ​​‌‍‌‌‌ ​‍‌ ​ ‌ ​​‌‍‌‌‌‍​ ‌ ‌​‌‍‍‌‌ ‌‍‌‍‌‌​ ‌‌ ​​‌ ‌‌‌‍​‍‌‍ ​‌‍‍‌‌ ​ ‌‍‍​‌‍‌‌‌‍‌​​‍​‍‌ ‌
Include a link to the original article on our website.​​​​‌ ‍ ​‍​‍‌‍ ‌ ​‍‌‍‍‌‌‍‌ ‌‍‍‌‌‍ ‍​‍​‍​ ‍‍​‍​‍‌ ​ ‌‍​‌‌‍ ‍‌‍‍‌‌ ‌​‌ ‍‌​‍ ‍‌‍‍‌‌‍ ​‍​‍​‍ ​​‍​‍‌‍‍​‌ ​‍‌‍‌‌‌‍‌‍​‍​‍​ ‍‍​‍​‍‌‍‍​‌ ‌​‌ ‌​‌ ​​​ ‍‍​‍ ​‍ ‌‍ ​‌‍ ‌‍​ ‌‍​‌‌‍ ​‌‍‍​‌‍ ‌ ​ ‌ ‌​​ ‍‍​ ​ ​ ​ ​ ​ ​ ​ ​‍ ‌‍‍‌‌‍ ‍‌ ‌​‌‍‌‌‌‍ ‍‌ ‌​​‍ ‌‍‌‌‌‍‌​‌‍‍‌‌ ‌​​‍ ‌‍ ‌‌‍ ‌‍‌​‌‍‌‌​ ‌‌ ​​‌ ​‍‌‍‌‌‌ ​ ‌‍‌‌‌‍ ‍‌ ‌​‌‍​‌‌ ‌​‌‍‍‌‌‍ ‌‍ ‍​ ‍ ‌‍‍‌‌‍‌​​ ‌‌‍‌​​ ‌ ‌‍​‌​ ‍‌‌‍​ ‌‍​‌​ ‍​​ ‌​​‍ ‌​ ‍​​ ‌‌​ ‌ ‌‍​‍​‍ ‌​ ‌​‌‍​‌‌‍​‌​ ​‌​‍ ‌‌‍​‍​ ‍​​ ​​​ ​‌​‍ ‌​ ​ ​ ‍‌‌‍​‍​ ​‌​ ​​​ ​ ​ ‌ ‌‍​‍​ ​‍​ ‍​​ ‌‍​ ‌ ​ ‍ ‌ ‌​‌ ‍‌‌ ​​‌‍‌‌​ ‌‌ ​​‌‍​‌‌‍‌ ‌‍‌‌​ ‍ ‌ ​​‌‍​‌‌ ‌​‌‍‍​​ ‌‌ ​ ‌‍‌‌‌‍​ ‌ ‌​‌‍‍‌‌‍ ‌‍ ‍‌ ​ ​‍‌‌​ ‌‌‌​​‍‌‌ ‌‍‍ ‌‍‌‌‌ ‍‌​‍‌‌​ ​ ‌​‌​​‍‌‌​ ​ ‌​‌​​‍‌‌​ ​‍​ ​‍‌‍‌​​ ​‌‌‍​‍‌‍‌​​ ​​​ ​ ‌‍‌‍‌‍​‍‌‍‌‍​ ‍​​ ​​​ ​​​‍‌‌​ ​‍​ ​‍​‍‌‌​ ‌‌‌​‌​​‍ ‍‌‍​ ‌‍ ‌‍ ​‌ ‌‌‌‍ ‌‌‍ ‍‌ ​ ​‍‌‌​ ‌‌‌​​‍‌‌ ‌‍‍ ‌‍‌‌‌ ‍‌​‍‌‌​ ​ ‌​‌​​‍‌‌​ ​ ‌​‌​​‍‌‌​ ​‍​ ​‍​ ‌‌‌‍‌​​ ‌​​ ‍​​ ‍​​ ‌​​ ​‌​ ‍‌​ ‌‌‌‍‌​​ ‌ ​ ‍​​‍‌‌​ ​‍​ ​‍​‍‌‌​ ‌‌‌​‌​​‍ ‍‌‍​ ‌‍ ‌‍ ‍‌ ‌​‌‍‌‌‌‍ ‍‌ ‌​​‍‌‌​ ‌‌‌​​‍‌‌ ‌‍‍ ‌‍‌‌‌ ‍‌​‍‌‌​ ​ ‌​‌​​‍‌‌​ ​ ‌​‌​​‍‌‌​ ​‍​ ​‍‌‍​ ‌‍​‌​ ​‌​ ​‍‌‍‌‌‌‍‌‍‌‍‌‍​ ​ ‌‍‌‍​ ​‌​ ‍‌​ ​​​‍‌‌​ ​‍​ ​‍​‍‌‌​ ‌‌‌​‌​​‍ ‍‌‍​ ‌‍‍​‌‍‍‌‌‍ ​‌‍‌​‌ ​‍‌‍‌‌‌‍ ‍​‍‌‌​ ‌‌‌​​‍‌‌ ‌‍‍ ‌‍‌‌‌ ‍‌​‍‌‌​ ​ ‌​‌​​‍‌‌​ ​ ‌​‌​​‍‌‌​ ​‍​ ​‍​ ​ ​ ​ ​ ​‍‌‍​‍‌‍​‌​ ‍‌‌‍​‌​ ‌ ​ ‍‌‌‍​‌​ ‌‍​ ‌ ​ ​​​‍‌‌​ ​‍​ ​‍​‍‌‌​ ‌‌‌​‌​​‍ ‍‌ ‌​‌‍‌‌‌ ‍​‌ ‌​​ ‌‍​‍‌‍​‌‌ ​ ‌‍‌‌‌‌‌‌‌ ​‍‌‍ ​​ ‌‌‍‍​‌ ‌​‌ ‌​‌ ​​​‍‌‌​ ​ ‌​​‌​‍‌‌​ ​‍‌​‌‍​‍‌‌​ ​‍‌​‌‍‌‍ ​‌‍ ‌‍​ ‌‍​‌‌‍ ​‌‍‍​‌‍ ‌ ​ ‌ ‌​​‍‌‌​ ​ ‌​​‌​ ​ ​ ​ ​ ​ ​ ​ ​‍‌‍‌‍‍‌‌‍‌​​ ‌‌‍‌​​ ‌ ‌‍​‌​ ‍‌‌‍​ ‌‍​‌​ ‍​​ ‌​​‍ ‌​ ‍​​ ‌‌​ ‌ ‌‍​‍​‍ ‌​ ‌​‌‍​‌‌‍​‌​ ​‌​‍ ‌‌‍​‍​ ‍​​ ​​​ ​‌​‍ ‌​ ​ ​ ‍‌‌‍​‍​ ​‌​ ​​​ ​ ​ ‌ ‌‍​‍​ ​‍​ ‍​​ ‌‍​ ‌ ​‍‌‍‌ ‌​‌ ‍‌‌ ​​‌‍‌‌​ ‌‌ ​​‌‍​‌‌‍‌ ‌‍‌‌​‍‌‍‌ ​​‌‍​‌‌ ‌​‌‍‍​​ ‌‌ ​ ‌‍‌‌‌‍​ ‌ ‌​‌‍‍‌‌‍ ‌‍ ‍‌ ​ ​‍‌‌​ ‌‌‌​​‍‌‌ ‌‍‍ ‌‍‌‌‌ ‍‌​‍‌‌​ ​ ‌​‌​​‍‌‌​ ​ ‌​‌​​‍‌‌​ ​‍​ ​‍‌‍‌​​ ​‌‌‍​‍‌‍‌​​ ​​​ ​ ‌‍‌‍‌‍​‍‌‍‌‍​ ‍​​ ​​​ ​​​‍‌‌​ ​‍​ ​‍​‍‌‌​ ‌‌‌​‌​​‍ ‍‌‍​ ‌‍ ‌‍ ​‌ ‌‌‌‍ ‌‌‍ ‍‌ ​ ​‍‌‌​ ‌‌‌​​‍‌‌ ‌‍‍ ‌‍‌‌‌ ‍‌​‍‌‌​ ​ ‌​‌​​‍‌‌​ ​ ‌​‌​​‍‌‌​ ​‍​ ​‍​ ‌‌‌‍‌​​ ‌​​ ‍​​ ‍​​ ‌​​ ​‌​ ‍‌​ ‌‌‌‍‌​​ ‌ ​ ‍​​‍‌‌​ ​‍​ ​‍​‍‌‌​ ‌‌‌​‌​​‍ ‍‌‍​ ‌‍ ‌‍ ‍‌ ‌​‌‍‌‌‌‍ ‍‌ ‌​​‍‌‌​ ‌‌‌​​‍‌‌ ‌‍‍ ‌‍‌‌‌ ‍‌​‍‌‌​ ​ ‌​‌​​‍‌‌​ ​ ‌​‌​​‍‌‌​ ​‍​ ​‍‌‍​ ‌‍​‌​ ​‌​ ​‍‌‍‌‌‌‍‌‍‌‍‌‍​ ​ ‌‍‌‍​ ​‌​ ‍‌​ ​​​‍‌‌​ ​‍​ ​‍​‍‌‌​ ‌‌‌​‌​​‍ ‍‌‍​ ‌‍‍​‌‍‍‌‌‍ ​‌‍‌​‌ ​‍‌‍‌‌‌‍ ‍​‍‌‌​ ‌‌‌​​‍‌‌ ‌‍‍ ‌‍‌‌‌ ‍‌​‍‌‌​ ​ ‌​‌​​‍‌‌​ ​ ‌​‌​​‍‌‌​ ​‍​ ​‍​ ​ ​ ​ ​ ​‍‌‍​‍‌‍​‌​ ‍‌‌‍​‌​ ‌ ​ ‍‌‌‍​‌​ ‌‍​ ‌ ​ ​​​‍‌‌​ ​‍​ ​‍​‍‌‌​ ‌‌‌​‌​​‍ ‍‌ ‌​‌‍‌‌‌ ‍​‌ ‌​​‍‌‍‌ ​​‌‍‌‌‌ ​‍‌ ​ ‌ ​​‌‍‌‌‌‍​ ‌ ‌​‌‍‍‌‌ ‌‍‌‍‌‌​ ‌‌ ​​‌ ‌‌‌‍​‍‌‍ ​‌‍‍‌‌ ​ ‌‍‍​‌‍‌‌‌‍‌​​‍​‍‌ ‌
Example: “This article by Jane Doe was originally published
on The Superpower Institute [link to the original article].”​​​​‌ ‍ ​‍​‍‌‍ ‌ ​‍‌‍‍‌‌‍‌ ‌‍‍‌‌‍ ‍​‍​‍​ ‍‍​‍​‍‌ ​ ‌‍​‌‌‍ ‍‌‍‍‌‌ ‌​‌ ‍‌​‍ ‍‌‍‍‌‌‍ ​‍​‍​‍ ​​‍​‍‌‍‍​‌ ​‍‌‍‌‌‌‍‌‍​‍​‍​ ‍‍​‍​‍‌‍‍​‌ ‌​‌ ‌​‌ ​​​ ‍‍​‍ ​‍ ‌‍ ​‌‍ ‌‍​ ‌‍​‌‌‍ ​‌‍‍​‌‍ ‌ ​ ‌ ‌​​ ‍‍​ ​ ​ ​ ​ ​ ​ ​ ​‍ ‌‍‍‌‌‍ ‍‌ ‌​‌‍‌‌‌‍ ‍‌ ‌​​‍ ‌‍‌‌‌‍‌​‌‍‍‌‌ ‌​​‍ ‌‍ ‌‌‍ ‌‍‌​‌‍‌‌​ ‌‌ ​​‌ ​‍‌‍‌‌‌ ​ ‌‍‌‌‌‍ ‍‌ ‌​‌‍​‌‌ ‌​‌‍‍‌‌‍ ‌‍ ‍​ ‍ ‌‍‍‌‌‍‌​​ ‌‌‍‌​​ ‌ ‌‍​‌​ ‍‌‌‍​ ‌‍​‌​ ‍​​ ‌​​‍ ‌​ ‍​​ ‌‌​ ‌ ‌‍​‍​‍ ‌​ ‌​‌‍​‌‌‍​‌​ ​‌​‍ ‌‌‍​‍​ ‍​​ ​​​ ​‌​‍ ‌​ ​ ​ ‍‌‌‍​‍​ ​‌​ ​​​ ​ ​ ‌ ‌‍​‍​ ​‍​ ‍​​ ‌‍​ ‌ ​ ‍ ‌ ‌​‌ ‍‌‌ ​​‌‍‌‌​ ‌‌ ​​‌‍​‌‌‍‌ ‌‍‌‌​ ‍ ‌ ​​‌‍​‌‌ ‌​‌‍‍​​ ‌‌ ​ ‌‍‌‌‌‍​ ‌ ‌​‌‍‍‌‌‍ ‌‍ ‍‌ ​ ​‍‌‌​ ‌‌‌​​‍‌‌ ‌‍‍ ‌‍‌‌‌ ‍‌​‍‌‌​ ​ ‌​‌​​‍‌‌​ ​ ‌​‌​​‍‌‌​ ​‍​ ​‍‌‍‌​​ ​‌‌‍​‍‌‍‌​​ ​​​ ​ ‌‍‌‍‌‍​‍‌‍‌‍​ ‍​​ ​​​ ​​​‍‌‌​ ​‍​ ​‍​‍‌‌​ ‌‌‌​‌​​‍ ‍‌‍​ ‌‍ ‌‍ ​‌ ‌‌‌‍ ‌‌‍ ‍‌ ​ ​‍‌‌​ ‌‌‌​​‍‌‌ ‌‍‍ ‌‍‌‌‌ ‍‌​‍‌‌​ ​ ‌​‌​​‍‌‌​ ​ ‌​‌​​‍‌‌​ ​‍​ ​‍​ ‌‌‌‍‌​​ ‌​​ ‍​​ ‍​​ ‌​​ ​‌​ ‍‌​ ‌‌‌‍‌​​ ‌ ​ ‍​​‍‌‌​ ​‍​ ​‍​‍‌‌​ ‌‌‌​‌​​‍ ‍‌‍​ ‌‍ ‌‍ ‍‌ ‌​‌‍‌‌‌‍ ‍‌ ‌​​‍‌‌​ ‌‌‌​​‍‌‌ ‌‍‍ ‌‍‌‌‌ ‍‌​‍‌‌​ ​ ‌​‌​​‍‌‌​ ​ ‌​‌​​‍‌‌​ ​‍​ ​‍​ ‍‌‌‍​‌‌‍​ ​ ‌‍​ ‌ ​ ​​​ ‍‌​ ‍‌​ ‍‌​ ‍​‌‍‌‍​ ‌‍​‍‌‌​ ​‍​ ​‍​‍‌‌​ ‌‌‌​‌​​‍ ‍‌‍​ ‌‍‍​‌‍‍‌‌‍ ​‌‍‌​‌ ​‍‌‍‌‌‌‍ ‍​‍‌‌​ ‌‌‌​​‍‌‌ ‌‍‍ ‌‍‌‌‌ ‍‌​‍‌‌​ ​ ‌​‌​​‍‌‌​ ​ ‌​‌​​‍‌‌​ ​‍​ ​‍​ ‌‍​ ‌​​ ​ ‌‍‌​​ ​‍‌‍‌‌​ ​‍​ ​‍‌‍‌​‌‍​‌‌‍​‌​ ‌​​ ​​​‍‌‌​ ​‍​ ​‍​‍‌‌​ ‌‌‌​‌​​‍ ‍‌ ‌​‌‍‌‌‌ ‍​‌ ‌​​ ‌‍​‍‌‍​‌‌ ​ ‌‍‌‌‌‌‌‌‌ ​‍‌‍ ​​ ‌‌‍‍​‌ ‌​‌ ‌​‌ ​​​‍‌‌​ ​ ‌​​‌​‍‌‌​ ​‍‌​‌‍​‍‌‌​ ​‍‌​‌‍‌‍ ​‌‍ ‌‍​ ‌‍​‌‌‍ ​‌‍‍​‌‍ ‌ ​ ‌ ‌​​‍‌‌​ ​ ‌​​‌​ ​ ​ ​ ​ ​ ​ ​ ​‍‌‍‌‍‍‌‌‍‌​​ ‌‌‍‌​​ ‌ ‌‍​‌​ ‍‌‌‍​ ‌‍​‌​ ‍​​ ‌​​‍ ‌​ ‍​​ ‌‌​ ‌ ‌‍​‍​‍ ‌​ ‌​‌‍​‌‌‍​‌​ ​‌​‍ ‌‌‍​‍​ ‍​​ ​​​ ​‌​‍ ‌​ ​ ​ ‍‌‌‍​‍​ ​‌​ ​​​ ​ ​ ‌ ‌‍​‍​ ​‍​ ‍​​ ‌‍​ ‌ ​‍‌‍‌ ‌​‌ ‍‌‌ ​​‌‍‌‌​ ‌‌ ​​‌‍​‌‌‍‌ ‌‍‌‌​‍‌‍‌ ​​‌‍​‌‌ ‌​‌‍‍​​ ‌‌ ​ ‌‍‌‌‌‍​ ‌ ‌​‌‍‍‌‌‍ ‌‍ ‍‌ ​ ​‍‌‌​ ‌‌‌​​‍‌‌ ‌‍‍ ‌‍‌‌‌ ‍‌​‍‌‌​ ​ ‌​‌​​‍‌‌​ ​ ‌​‌​​‍‌‌​ ​‍​ ​‍‌‍‌​​ ​‌‌‍​‍‌‍‌​​ ​​​ ​ ‌‍‌‍‌‍​‍‌‍‌‍​ ‍​​ ​​​ ​​​‍‌‌​ ​‍​ ​‍​‍‌‌​ ‌‌‌​‌​​‍ ‍‌‍​ ‌‍ ‌‍ ​‌ ‌‌‌‍ ‌‌‍ ‍‌ ​ ​‍‌‌​ ‌‌‌​​‍‌‌ ‌‍‍ ‌‍‌‌‌ ‍‌​‍‌‌​ ​ ‌​‌​​‍‌‌​ ​ ‌​‌​​‍‌‌​ ​‍​ ​‍​ ‌‌‌‍‌​​ ‌​​ ‍​​ ‍​​ ‌​​ ​‌​ ‍‌​ ‌‌‌‍‌​​ ‌ ​ ‍​​‍‌‌​ ​‍​ ​‍​‍‌‌​ ‌‌‌​‌​​‍ ‍‌‍​ ‌‍ ‌‍ ‍‌ ‌​‌‍‌‌‌‍ ‍‌ ‌​​‍‌‌​ ‌‌‌​​‍‌‌ ‌‍‍ ‌‍‌‌‌ ‍‌​‍‌‌​ ​ ‌​‌​​‍‌‌​ ​ ‌​‌​​‍‌‌​ ​‍​ ​‍​ ‍‌‌‍​‌‌‍​ ​ ‌‍​ ‌ ​ ​​​ ‍‌​ ‍‌​ ‍‌​ ‍​‌‍‌‍​ ‌‍​‍‌‌​ ​‍​ ​‍​‍‌‌​ ‌‌‌​‌​​‍ ‍‌‍​ ‌‍‍​‌‍‍‌‌‍ ​‌‍‌​‌ ​‍‌‍‌‌‌‍ ‍​‍‌‌​ ‌‌‌​​‍‌‌ ‌‍‍ ‌‍‌‌‌ ‍‌​‍‌‌​ ​ ‌​‌​​‍‌‌​ ​ ‌​‌​​‍‌‌​ ​‍​ ​‍​ ‌‍​ ‌​​ ​ ‌‍‌​​ ​‍‌‍‌‌​ ​‍​ ​‍‌‍‌​‌‍​‌‌‍​‌​ ‌​​ ​​​‍‌‌​ ​‍​ ​‍​‍‌‌​ ‌‌‌​‌​​‍ ‍‌ ‌​‌‍‌‌‌ ‍​‌ ‌​​‍‌‍‌ ​​‌‍‌‌‌ ​‍‌ ​ ‌ ​​‌‍‌‌‌‍​ ‌ ‌​‌‍‍‌‌ ‌‍‌‍‌‌​ ‌‌ ​​‌ ‌‌‌‍​‍‌‍ ​‌‍‍‌‌ ​ ‌‍‍​‌‍‌‌‌‍‌​​‍​‍‌ ‌
Guidelines for Republishing​​​​‌ ‍ ​‍​‍‌‍ ‌ ​‍‌‍‍‌‌‍‌ ‌‍‍‌‌‍ ‍​‍​‍​ ‍‍​‍​‍‌ ​ ‌‍​‌‌‍ ‍‌‍‍‌‌ ‌​‌ ‍‌​‍ ‍‌‍‍‌‌‍ ​‍​‍​‍ ​​‍​‍‌‍‍​‌ ​‍‌‍‌‌‌‍‌‍​‍​‍​ ‍‍​‍​‍‌‍‍​‌ ‌​‌ ‌​‌ ​​​ ‍‍​‍ ​‍ ‌‍ ​‌‍ ‌‍​ ‌‍​‌‌‍ ​‌‍‍​‌‍ ‌ ​ ‌ ‌​​ ‍‍​ ​ ​ ​ ​ ​ ​ ​ ​‍ ‌‍‍‌‌‍ ‍‌ ‌​‌‍‌‌‌‍ ‍‌ ‌​​‍ ‌‍‌‌‌‍‌​‌‍‍‌‌ ‌​​‍ ‌‍ ‌‌‍ ‌‍‌​‌‍‌‌​ ‌‌ ​​‌ ​‍‌‍‌‌‌ ​ ‌‍‌‌‌‍ ‍‌ ‌​‌‍​‌‌ ‌​‌‍‍‌‌‍ ‌‍ ‍​ ‍ ‌‍‍‌‌‍‌​​ ‌‌‍‌​​ ‌ ‌‍​‌​ ‍‌‌‍​ ‌‍​‌​ ‍​​ ‌​​‍ ‌​ ‍​​ ‌‌​ ‌ ‌‍​‍​‍ ‌​ ‌​‌‍​‌‌‍​‌​ ​‌​‍ ‌‌‍​‍​ ‍​​ ​​​ ​‌​‍ ‌​ ​ ​ ‍‌‌‍​‍​ ​‌​ ​​​ ​ ​ ‌ ‌‍​‍​ ​‍​ ‍​​ ‌‍​ ‌ ​ ‍ ‌ ‌​‌ ‍‌‌ ​​‌‍‌‌​ ‌‌ ​​‌‍​‌‌‍‌ ‌‍‌‌​ ‍ ‌ ​​‌‍​‌‌ ‌​‌‍‍​​ ‌‌ ​ ‌‍‌‌‌‍​ ‌ ‌​‌‍‍‌‌‍ ‌‍ ‍‌ ​ ​‍‌‌​ ‌‌‌​​‍‌‌ ‌‍‍ ‌‍‌‌‌ ‍‌​‍‌‌​ ​ ‌​‌​​‍‌‌​ ​ ‌​‌​​‍‌‌​ ​‍​ ​‍‌‍‌​​ ​‌‌‍​‍‌‍‌​​ ​​​ ​ ‌‍‌‍‌‍​‍‌‍‌‍​ ‍​​ ​​​ ​​​‍‌‌​ ​‍​ ​‍​‍‌‌​ ‌‌‌​‌​​‍ ‍‌‍​ ‌‍ ‌‍ ​‌ ‌‌‌‍ ‌‌‍ ‍‌ ​ ​‍‌‌​ ‌‌‌​​‍‌‌ ‌‍‍ ‌‍‌‌‌ ‍‌​‍‌‌​ ​ ‌​‌​​‍‌‌​ ​ ‌​‌​​‍‌‌​ ​‍​ ​‍​ ‌‌‌‍‌​​ ‌​​ ‍​​ ‍​​ ‌​​ ​‌​ ‍‌​ ‌‌‌‍‌​​ ‌ ​ ‍​​‍‌‌​ ​‍​ ​‍​‍‌‌​ ‌‌‌​‌​​‍ ‍‌‍​ ‌‍ ‌‍ ‍‌ ‌​‌‍‌‌‌‍ ‍‌ ‌​​‍‌‌​ ‌‌‌​​‍‌‌ ‌‍‍ ‌‍‌‌‌ ‍‌​‍‌‌​ ​ ‌​‌​​‍‌‌​ ​ ‌​‌​​‍‌‌​ ​‍​ ​‍​ ‍‌‌‍‌‍​ ‍‌​ ​ ‌‍‌‌‌‍‌‍‌‍​‍‌‍‌​‌‍‌​​ ​‌​ ​ ​ ​​​‍‌‌​ ​‍​ ​‍​‍‌‌​ ‌‌‌​‌​​‍ ‍‌‍​ ‌‍‍​‌‍‍‌‌‍ ​‌‍‌​‌ ​‍‌‍‌‌‌‍ ‍​‍‌‌​ ‌‌‌​​‍‌‌ ‌‍‍ ‌‍‌‌‌ ‍‌​‍‌‌​ ​ ‌​‌​​‍‌‌​ ​ ‌​‌​​‍‌‌​ ​‍​ ​‍‌‍‌‌‌‍‌‍​ ‍‌​ ‌ ​ ‌‍​ ​‌‌‍​‍‌‍‌‌​ ​‍​ ‌‌‌‍‌​‌‍​‍​ ​​​‍‌‌​ ​‍​ ​‍​‍‌‌​ ‌‌‌​‌​​‍ ‍‌ ‌​‌‍‌‌‌ ‍​‌ ‌​​ ‌‍​‍‌‍​‌‌ ​ ‌‍‌‌‌‌‌‌‌ ​‍‌‍ ​​ ‌‌‍‍​‌ ‌​‌ ‌​‌ ​​​‍‌‌​ ​ ‌​​‌​‍‌‌​ ​‍‌​‌‍​‍‌‌​ ​‍‌​‌‍‌‍ ​‌‍ ‌‍​ ‌‍​‌‌‍ ​‌‍‍​‌‍ ‌ ​ ‌ ‌​​‍‌‌​ ​ ‌​​‌​ ​ ​ ​ ​ ​ ​ ​ ​‍‌‍‌‍‍‌‌‍‌​​ ‌‌‍‌​​ ‌ ‌‍​‌​ ‍‌‌‍​ ‌‍​‌​ ‍​​ ‌​​‍ ‌​ ‍​​ ‌‌​ ‌ ‌‍​‍​‍ ‌​ ‌​‌‍​‌‌‍​‌​ ​‌​‍ ‌‌‍​‍​ ‍​​ ​​​ ​‌​‍ ‌​ ​ ​ ‍‌‌‍​‍​ ​‌​ ​​​ ​ ​ ‌ ‌‍​‍​ ​‍​ ‍​​ ‌‍​ ‌ ​‍‌‍‌ ‌​‌ ‍‌‌ ​​‌‍‌‌​ ‌‌ ​​‌‍​‌‌‍‌ ‌‍‌‌​‍‌‍‌ ​​‌‍​‌‌ ‌​‌‍‍​​ ‌‌ ​ ‌‍‌‌‌‍​ ‌ ‌​‌‍‍‌‌‍ ‌‍ ‍‌ ​ ​‍‌‌​ ‌‌‌​​‍‌‌ ‌‍‍ ‌‍‌‌‌ ‍‌​‍‌‌​ ​ ‌​‌​​‍‌‌​ ​ ‌​‌​​‍‌‌​ ​‍​ ​‍‌‍‌​​ ​‌‌‍​‍‌‍‌​​ ​​​ ​ ‌‍‌‍‌‍​‍‌‍‌‍​ ‍​​ ​​​ ​​​‍‌‌​ ​‍​ ​‍​‍‌‌​ ‌‌‌​‌​​‍ ‍‌‍​ ‌‍ ‌‍ ​‌ ‌‌‌‍ ‌‌‍ ‍‌ ​ ​‍‌‌​ ‌‌‌​​‍‌‌ ‌‍‍ ‌‍‌‌‌ ‍‌​‍‌‌​ ​ ‌​‌​​‍‌‌​ ​ ‌​‌​​‍‌‌​ ​‍​ ​‍​ ‌‌‌‍‌​​ ‌​​ ‍​​ ‍​​ ‌​​ ​‌​ ‍‌​ ‌‌‌‍‌​​ ‌ ​ ‍​​‍‌‌​ ​‍​ ​‍​‍‌‌​ ‌‌‌​‌​​‍ ‍‌‍​ ‌‍ ‌‍ ‍‌ ‌​‌‍‌‌‌‍ ‍‌ ‌​​‍‌‌​ ‌‌‌​​‍‌‌ ‌‍‍ ‌‍‌‌‌ ‍‌​‍‌‌​ ​ ‌​‌​​‍‌‌​ ​ ‌​‌​​‍‌‌​ ​‍​ ​‍​ ‍‌‌‍‌‍​ ‍‌​ ​ ‌‍‌‌‌‍‌‍‌‍​‍‌‍‌​‌‍‌​​ ​‌​ ​ ​ ​​​‍‌‌​ ​‍​ ​‍​‍‌‌​ ‌‌‌​‌​​‍ ‍‌‍​ ‌‍‍​‌‍‍‌‌‍ ​‌‍‌​‌ ​‍‌‍‌‌‌‍ ‍​‍‌‌​ ‌‌‌​​‍‌‌ ‌‍‍ ‌‍‌‌‌ ‍‌​‍‌‌​ ​ ‌​‌​​‍‌‌​ ​ ‌​‌​​‍‌‌​ ​‍​ ​‍‌‍‌‌‌‍‌‍​ ‍‌​ ‌ ​ ‌‍​ ​‌‌‍​‍‌‍‌‌​ ​‍​ ‌‌‌‍‌​‌‍​‍​ ​​​‍‌‌​ ​‍​ ​‍​‍‌‌​ ‌‌‌​‌​​‍ ‍‌ ‌​‌‍‌‌‌ ‍​‌ ‌​​‍‌‍‌ ​​‌‍‌‌‌ ​‍‌ ​ ‌ ​​‌‍‌‌‌‍​ ‌ ‌​‌‍‍‌‌ ‌‍‌‍‌‌​ ‌‌ ​​‌ ‌‌‌‍​‍‌‍ ​‌‍‍‌‌ ​ ‌‍‍​‌‍‌‌‌‍‌​​‍​‍‌ ‌